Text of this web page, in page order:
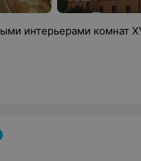
интерьерами комнат